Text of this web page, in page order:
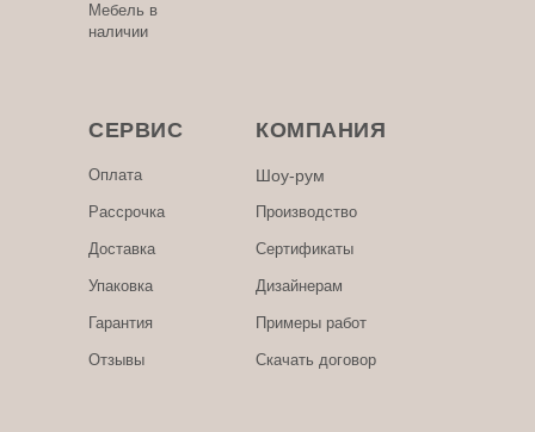
Примеры работ
Сертификаты
Дизайнерам
Производство
Скачать договор
КОМПАНИЯ
Оплата
Упаковка
СЕРВИС
Гарантия
Отзывы
Доставка
Мебель в
наличии
Шоу-рум
Рассрочка